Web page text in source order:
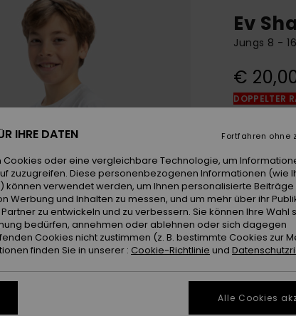
Ev
Jungs 8 -
€
DOPPELTER
FarbeWhite
8
IHRE DATEN
oder eine vergleichbare Technologie, um
zuzugreifen. Diese personenbezogenen Informationen (wie
können verwendet werden, um Ihnen personalisierte Beiträge
Werbung und Inhalten zu messen, und um mehr über ihr
zu entwickeln und zu verbessern. Sie können Ihre Wahl
bedürfen, annehmen oder ablehnen oder sich dagegen
Cookies nicht zustimmen (z. B. bestimmte Cookies zur
finden Sie in unserer : Cookie-Richtlinie und
Fortfahren ohne
Alle Cookies